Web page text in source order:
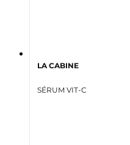
LA CABINE
SÉRUM VIT-C